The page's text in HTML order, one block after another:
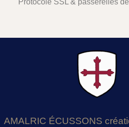
Protocole SSL & passerelles
AMALRIC ÉCUSSONS